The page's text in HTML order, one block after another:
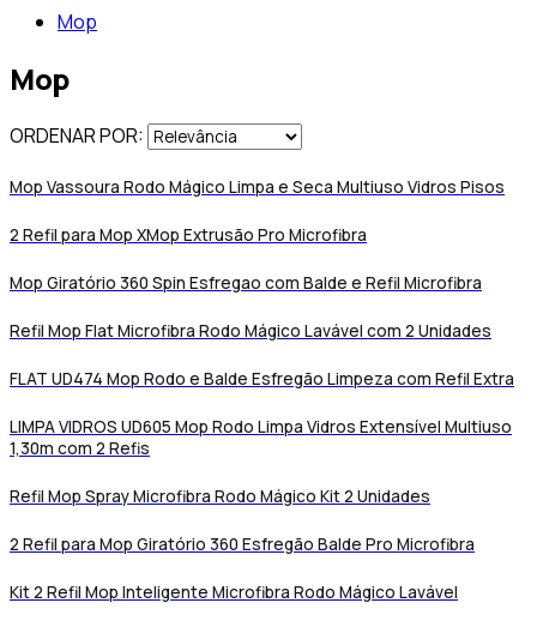
Mop
Mop
ORDENAR POR:
Mop Vassoura Rodo Mágico Limpa e Seca Multiuso Vidros Pisos
2 Refil para Mop XMop Extrusão Pro Microfibra
Mop Giratório 360 Spin Esfregao com Balde e Refil Microfibra
Refil Mop Flat Microfibra Rodo Mágico Lavável com 2 Unidades
FLAT UD474 Mop Rodo e Balde Esfregão Limpeza com Refil Extra
LIMPA VIDROS UD605 Mop Rodo Limpa Vidros Extensível Multiuso
1,30m com 2 Refis
Refil Mop Spray Microfibra Rodo Mágico Kit 2 Unidades
2 Refil para Mop Giratório 360 Esfregão Balde Pro Microfibra
Kit 2 Refil Mop Inteligente Microfibra Rodo Mágico Lavável